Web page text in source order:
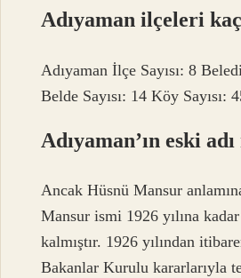
Adıyaman ilçeleri
Adıyaman İlçe Sayısı: 8
Belde Sayısı: 14 Köy Sayısı:
Adıyaman’ın eski
Ancak Hüsnü Mansur
Mansur ismi 1926 yılına
kalmıştır. 1926 yılından
Bakanlar Kurulu kararlarıyla